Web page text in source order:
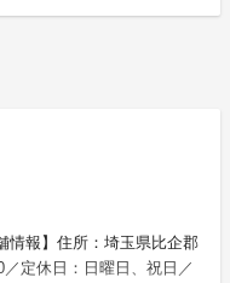
情報】住所：埼玉県比企郡
定休日：日曜日、祝日／